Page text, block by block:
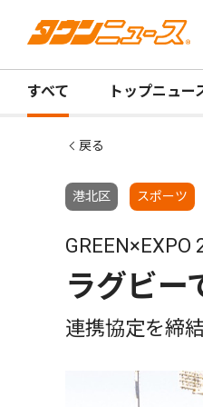
すべて トップニュー
戻る
港北区 スポーツ
GREEN×EXPO
ラグビー
連携協定を締